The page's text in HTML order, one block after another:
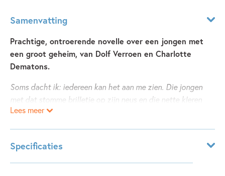
Samenvatting
Prachtige, ontroerende novelle over een jongen met
een groot geheim, van Dolf Verroen en Charlotte
Dematons.
Soms dacht ik: iedereen kan het aan me zien. Die jongen
met dat stomme brilletje op zijn neus en die nette kleren
aan, die is niet normaal hoor.
Hij durft er met niemand over te praten. Niet met zijn vader
en moeder, niet met meester Maas en helemaal niet met zijn
Lees meer
Specificaties
Leeftijdsindicatie: 9 - 12 jaar